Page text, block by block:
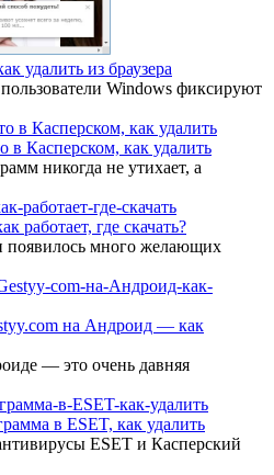
удалить из браузера
Windows фиксируют
Касперском, как удалить
никогда не утихает, а
работает, где скачать?
появилось много желающих
на Андроид — как
— это очень давняя
в ESET, как удалить
ESET и Касперский